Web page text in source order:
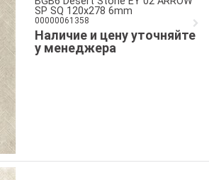
SP SQ 120x278 6mm
00000061358
Наличие и цену уточняйте
у менеджера